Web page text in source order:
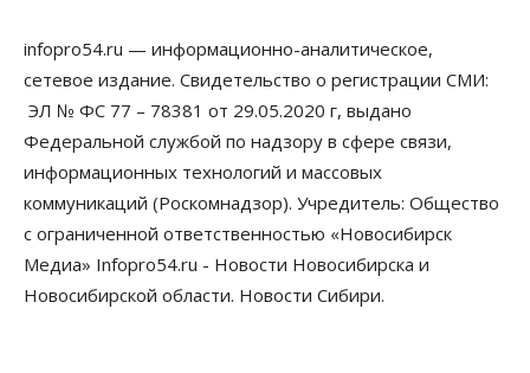
Общество
Пенсионеры старше 80 лет в Новосибирской
области получили повышенные пенсии
06 Августа 2026, 16:00
Финансы
Россияне оформили ипотечных кредитов на 2,6
трлн рублей
06 Августа 2026, 15:53
infopro54.ru — информационно-аналитическое,
сетевое издание. Свидетельство о регистрации СМИ:
ЭЛ № ФС 77 – 78381 от 29.05.2020 г, выдано
Федеральной службой по надзору в сфере связи,
информационных технологий и массовых
коммуникаций (Роскомнадзор). Учредитель: Общество
с ограниченной ответственностью «Новосибирск
Медиа» Infopro54.ru - Новости Новосибирска и
Новосибирской области. Новости Сибири.